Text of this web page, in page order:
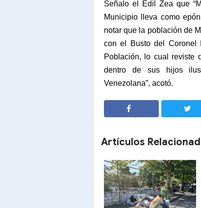
Señalo el Edil Zea que
Municipio lleva como
notar que la población de
con el Busto del Coronel
Población, lo cual reviste
dentro de sus hijos
Venezolana”, acotó.
Artículos